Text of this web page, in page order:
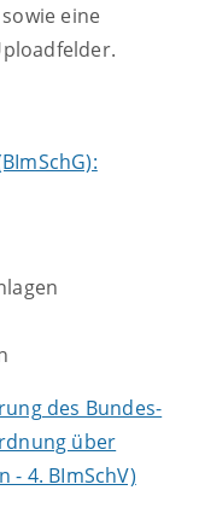
eine
des Bundes-
über
- 4. BImSchV)